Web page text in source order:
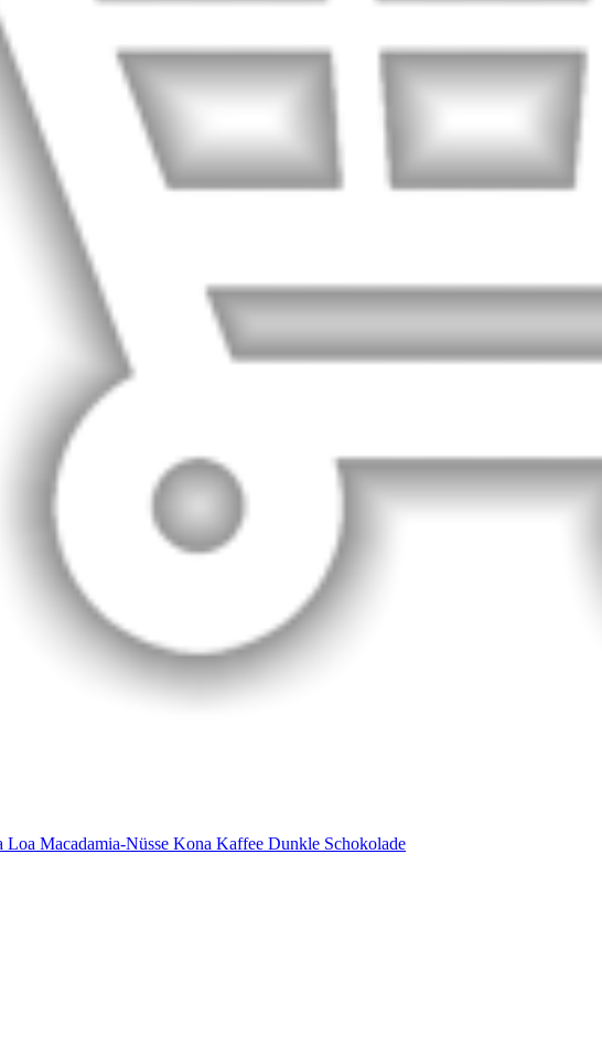
Loa Macadamia-Nüsse Kona Kaffee Dunkle Schokolade